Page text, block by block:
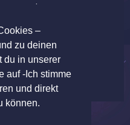
–
zu deinen
du in unserer
auf -Ich stimme
und direkt
können.
Male
Female
26 y.o.
Austria